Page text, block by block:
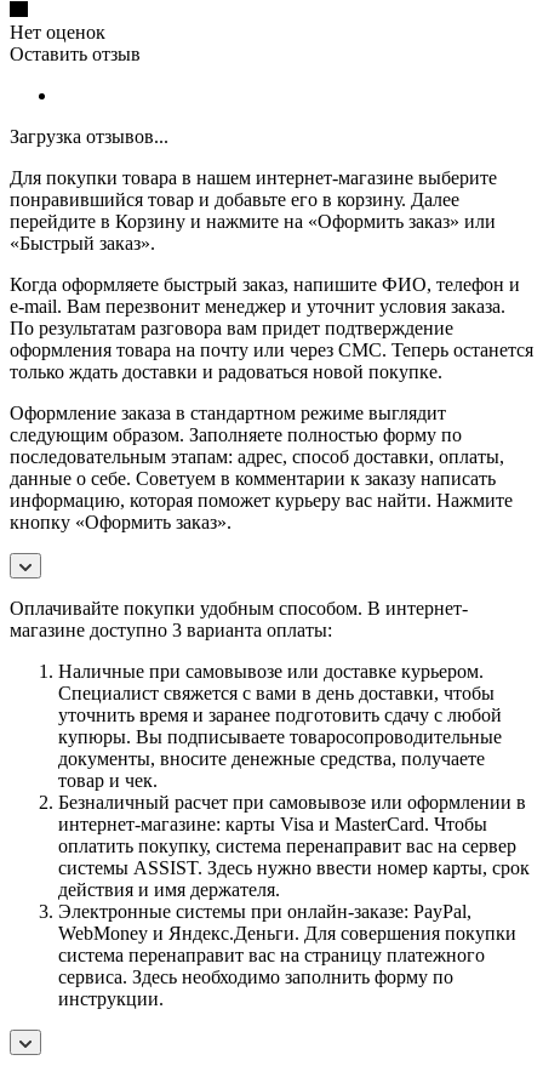
Нет оценок
Оставить отзыв
Загрузка отзывов...
Для покупки товара в нашем интернет-магазине выберите
понравившийся товар и добавьте его в корзину. Далее
перейдите в Корзину и нажмите на «Оформить заказ» или
«Быстрый заказ».
Когда оформляете быстрый заказ, напишите ФИО, телефон и
e-mail. Вам перезвонит менеджер и уточнит условия заказа.
По результатам разговора вам придет подтверждение
оформления товара на почту или через СМС. Теперь останется
только ждать доставки и радоваться новой покупке.
Оформление заказа в стандартном режиме выглядит
следующим образом. Заполняете полностью форму по
последовательным этапам: адрес, способ доставки, оплаты,
данные о себе. Советуем в комментарии к заказу написать
информацию, которая поможет курьеру вас найти. Нажмите
кнопку «Оформить заказ».
Оплачивайте покупки удобным способом. В интернет-
магазине доступно 3 варианта оплаты:
Наличные при самовывозе или доставке курьером.
Специалист свяжется с вами в день доставки, чтобы
уточнить время и заранее подготовить сдачу с любой
купюры. Вы подписываете товаросопроводительные
документы, вносите денежные средства, получаете
товар и чек.
Безналичный расчет при самовывозе или оформлении в
интернет-магазине: карты Visa и MasterCard. Чтобы
оплатить покупку, система перенаправит вас на сервер
системы ASSIST. Здесь нужно ввести номер карты, срок
действия и имя держателя.
Электронные системы при онлайн-заказе: PayPal,
WebMoney и Яндекс.Деньги. Для совершения покупки
система перенаправит вас на страницу платежного
сервиса. Здесь необходимо заполнить форму по
инструкции.